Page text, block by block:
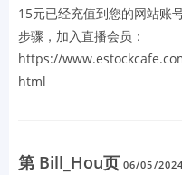
15元已经充值到您的网站账
步骤，加入直播会员：
https://
html
第 Bill_Hou页 06/05/2024